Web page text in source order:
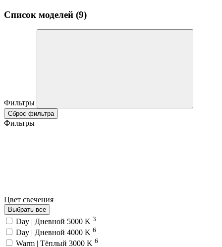
Список моделей (9)
Фильтры
Сброс фильтра
Фильтры
Цвет свечения
Выбрать все
Day | Дневной 5000 K 3
Day | Дневной 4000 K 6
Warm | Тёплый 3000 K 6